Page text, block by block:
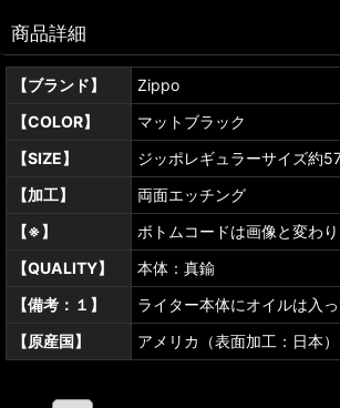
商品詳細
【ブランド】
Zippo
【COLOR】
マットブラック
【SIZE】
ジッポレギュラーサイズ約
【加工】
両面エッチング
【※】
ボトムコードは画像と変わり
【QUALITY】
本体：真鍮
【備考：１】
ライター本体にオイルは入っ
【原産国】
アメリカ（表面加工：日本）